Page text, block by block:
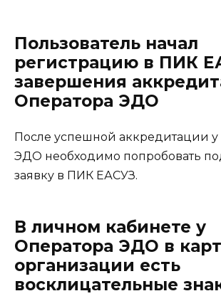
Пользователь начал
регистрацию в ПИК
завершения
Оператора ЭДО
После успешной аккредитации у
ЭДО необходимо попробовать
заявку в ПИК ЕАСУЗ.
В личном кабинете у
Оператора ЭДО в
организации есть
восклицательные